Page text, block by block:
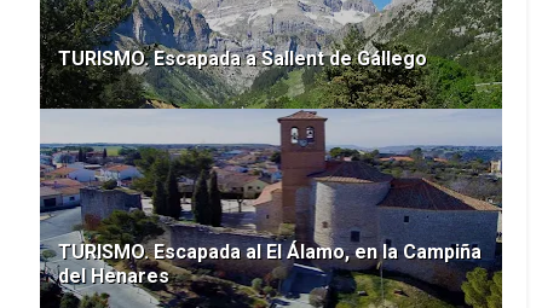
TURISMO. Escapada a Sallent de Gállego
TURISMO. Escapada al El Álamo, en la Campiña
del Henares